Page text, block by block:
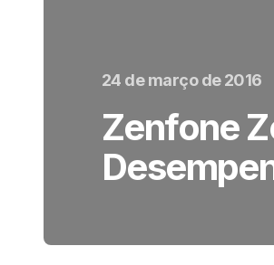
24 de março de 2016
Zenfone